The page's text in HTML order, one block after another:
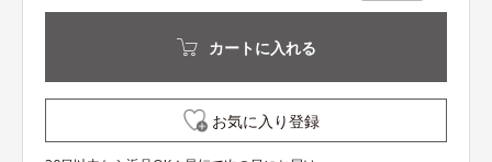
カートに入れる
お気に入り登録